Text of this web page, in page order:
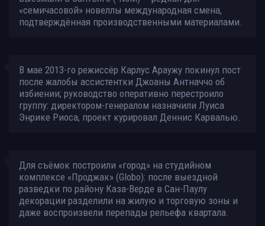
«семичасовой» новеллы международная смена,
подтверждённая производственными материалами.
В мае 2013-го режиссёр Карлус Араужу покинул пост
после жалобы ассистентки Джоаны Антначчо об
избиении; руководство оперативно перестроило
группу: директором-генералом назначили Луиса
Энрике Риоса, проект курировал Деннис Карвалью.
Для съёмок построили «город» на студийном
комплексе «Проджак» (Globo): после выездной
разведки по району Каза-Верде в Сан-Паулу
декорации разделили на жилую и торговую зоны и
даже воспроизвели перепады рельефа квартала.